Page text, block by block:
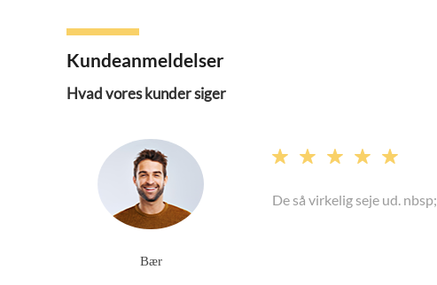
Kundeanmeldelser
Hvad vores kunder siger
Bær
    
De så virkelig seje ud. nbsp;